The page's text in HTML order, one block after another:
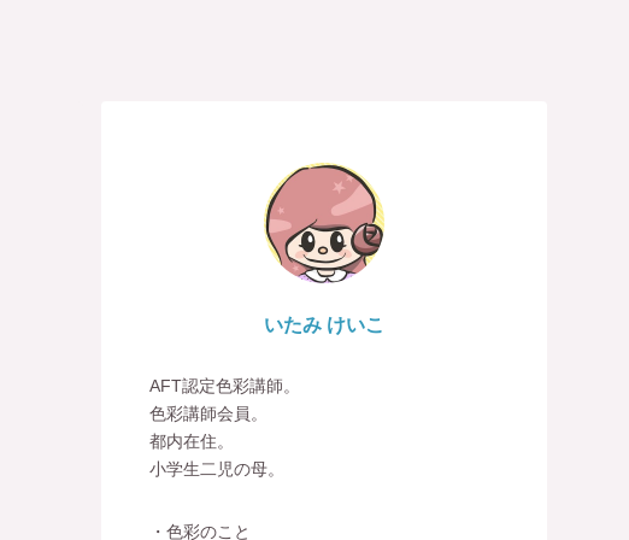
いたみ けいこ
AFT認定色彩講師。
色彩講師会員。
都内在住。
小学生二児の母。
・色彩のこと